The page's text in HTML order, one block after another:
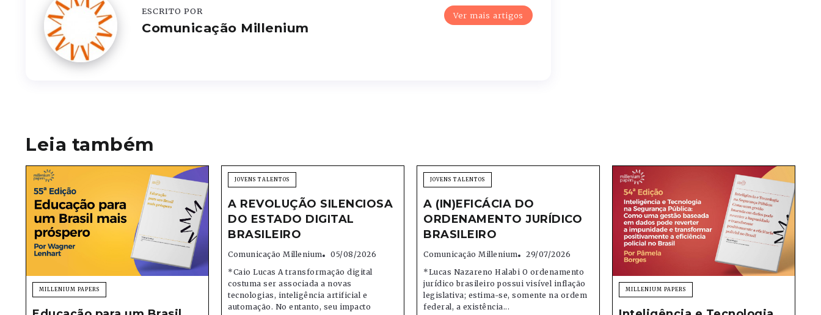
Ver mais artigos
ESCRITO POR
Comunicação Millenium
Leia também
MILLENIUM PAPERS
JOVENS TALENTOS
A REVOLUÇÃO SILENCIOSA
DO ESTADO DIGITAL
BRASILEIRO
Comunicação Millenium
05/08/2026
*Caio Lucas A transformação digital
costuma ser associada a novas
tecnologias, inteligência artificial e
automação. No entanto, seu impacto
JOVENS TALENTOS
A (IN)EFICÁCIA DO
ORDENAMENTO JURÍDICO
BRASILEIRO
Comunicação Millenium
29/07/2026
*Lucas Nazareno Halabi O ordenamento
jurídico brasileiro possui visível inflação
legislativa; estima-se, somente na ordem
federal, a existência...
MILLENIUM PAPERS